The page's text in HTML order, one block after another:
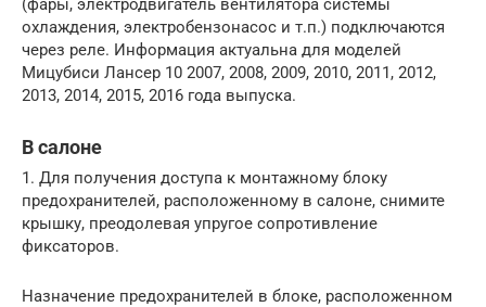
(фары, электродвигатель вентилятора системы
охлаждения, электробензонасос и т.п.) подключаются
через реле. Информация актуальна для моделей
Мицубиси Лансер 10 2007, 2008, 2009, 2010, 2011, 2012,
2013, 2014, 2015, 2016 года выпуска.
В салоне
1. Для получения доступа к монтажному блоку
предохранителей, расположенному в салоне, снимите
крышку, преодолевая упругое сопротивление
фиксаторов.
Назначение предохранителей в блоке, расположенном